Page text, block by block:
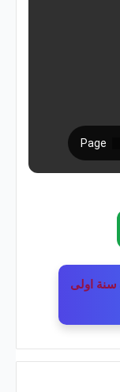
سنة اولى